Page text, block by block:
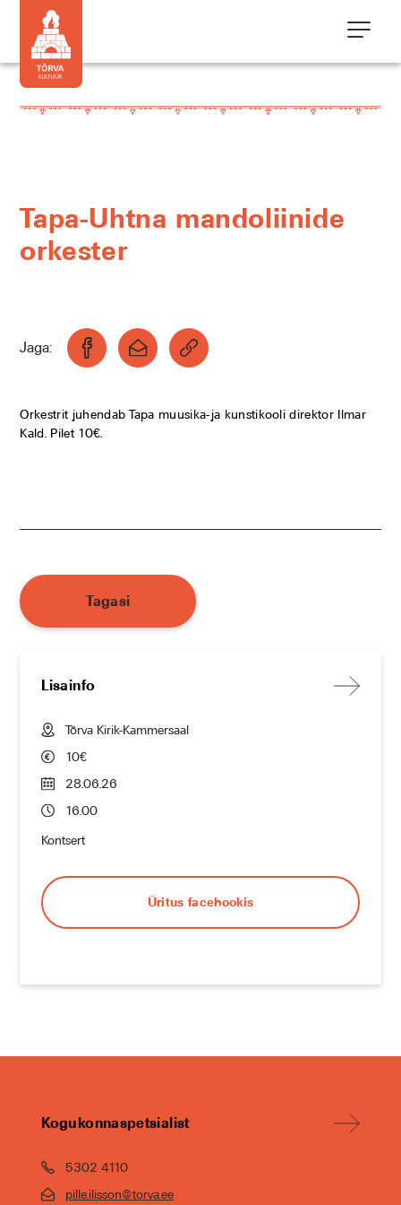
Lisainfo
Tõrva Kirik-Kammersaal
10€
28.06.26
16.00
Kontsert
Üritus facebookis
Tapa-Uhtna mandoliinide
orkester
Jaga:
Orkestrit juhendab Tapa muusika-ja kunstikooli direktor Ilmar
Kald. Pilet 10€.
Tagasi
Kogukonnaspetsialist
5302 4110
pille.ilisson@torva.ee